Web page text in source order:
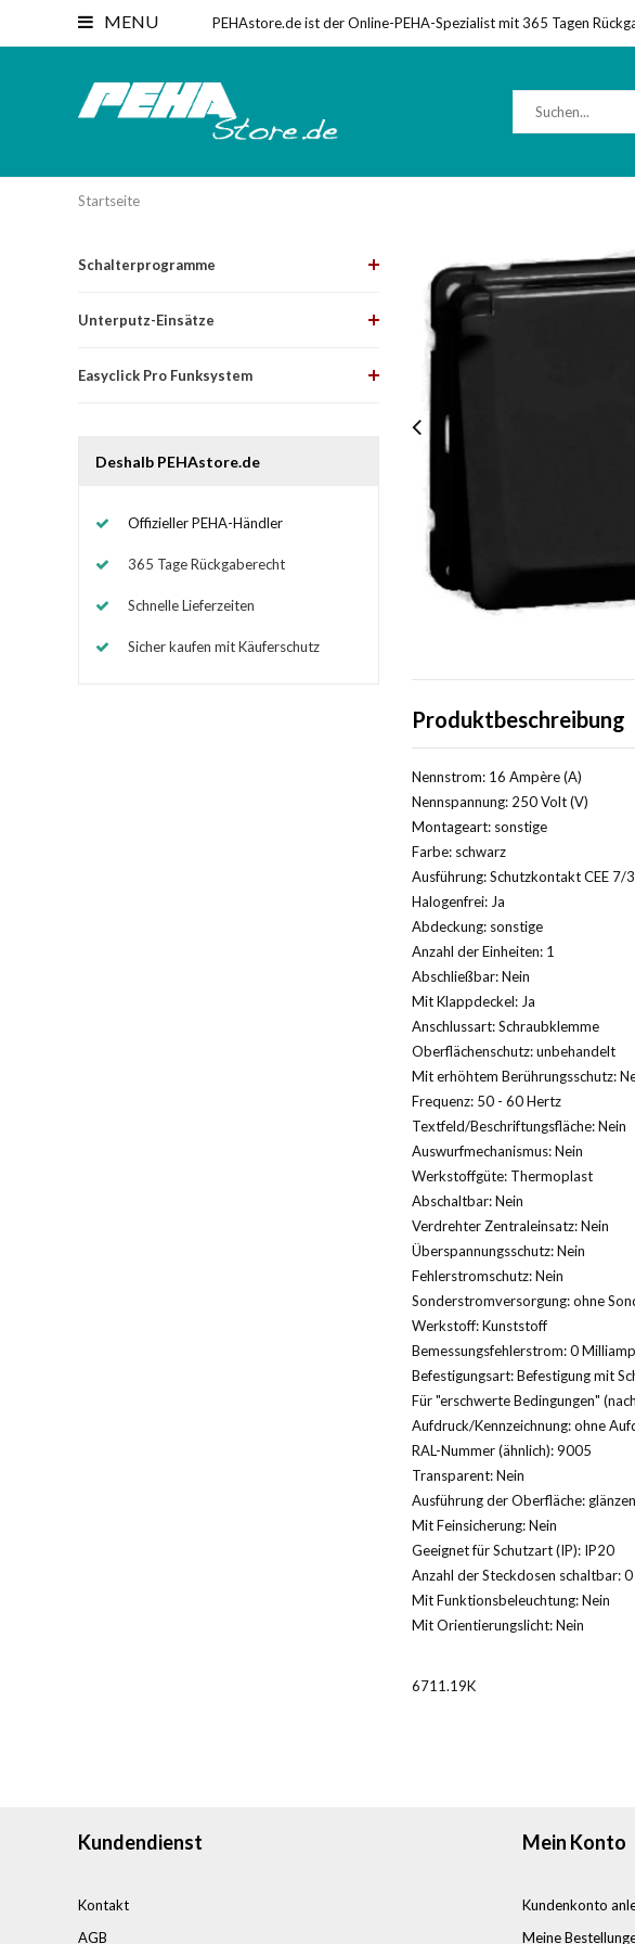
MENU PEHAstore.de ist der Online-PEHA-Spezialist mit 365 Tagen
Startseite
Schalterprogramme
Unterputz-Einsätze
Easyclick Pro Funksystem
Deshalb PEHAstore.de
Offizieller PEHA-Händler
365 Tage Rückgaberecht
Schnelle Lieferzeiten
Sicher kaufen mit Käuferschutz
Produktbeschreibung
Nennstrom: 16 Ampère (A)
Nennspannung: 250 Volt (V)
Montageart: sonstige
Farbe: schwarz
Ausführung: Schutzkontakt CEE 7/
Halogenfrei: Ja
Abdeckung: sonstige
Anzahl der Einheiten: 1
Abschließbar: Nein
Mit Klappdeckel: Ja
Anschlussart: Schraubklemme
Oberflächenschutz: unbehandelt
Mit erhöhtem Berührungsschutz:
Frequenz: 50 - 60 Hertz
Textfeld/Beschriftungsfläche: Nein
Auswurfmechanismus: Nein
Werkstoffgüte: Thermoplast
Abschaltbar: Nein
Verdrehter Zentraleinsatz: Nein
Überspannungsschutz: Nein
Fehlerstromschutz: Nein
Sonderstromversorgung: ohne
Werkstoff: Kunststoff
Bemessungsfehlerstrom: 0
Befestigungsart: Befestigung mit
Für "erschwerte Bedingungen"
Aufdruck/Kennzeichnung: ohne
RAL-Nummer (ähnlich): 9005
Transparent: Nein
Ausführung der Oberfläche:
Mit Feinsicherung: Nein
Geeignet für Schutzart (IP): IP20
Anzahl der Steckdosen schaltbar: 0
Mit Funktionsbeleuchtung: Nein
Mit Orientierungslicht: Nein
6711.19K
Kundendienst
Kontakt
AGB
Mein Konto
Kundenkonto
Meine